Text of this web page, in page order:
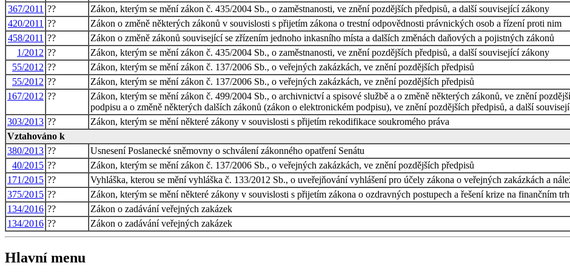
367/2011 ??
Zákon, kterým se mění zákon č. 435/2004 Sb., o zaměstnanosti, ve znění pozdějších předpisů, a další související zákony
420/2011 ??
Zákon o změně některých zákonů v souvislosti s přijetím zákona o trestní odpovědnosti právnických osob a řízení proti nim
458/2011 ??
Zákon o změně zákonů související se zřízením jednoho inkasního místa a dalších změnách daňových a pojistných zákonů
1/2012 ??
Zákon, kterým se mění zákon č. 435/2004 Sb., o zaměstnanosti, ve znění pozdějších předpisů, a další související zákony
55/2012 ??
Zákon, kterým se mění zákon č. 137/2006 Sb., o veřejných zakázkách, ve znění pozdějších předpisů
55/2012 ??
Zákon, kterým se mění zákon č. 137/2006 Sb., o veřejných zakázkách, ve znění pozdějších předpisů
167/2012 ??
Zákon, kterým se mění zákon č. 499/2004 Sb., o archivnictví a spisové službě a o změně některých zákonů, ve znění
podpisu a o změně některých dalších zákonů (zákon o elektronickém podpisu), ve znění pozdějších předpisů, a další
303/2013 ??
Zákon, kterým se mění některé zákony v souvislosti s přijetím rekodifikace soukromého práva
Vztahováno k
380/2013 ??
Usnesení Poslanecké sněmovny o schválení zákonného opatření Senátu
40/2015 ??
Zákon, kterým se mění zákon č. 137/2006 Sb., o veřejných zakázkách, ve znění pozdějších předpisů
171/2015 ??
Vyhláška, kterou se mění vyhláška č. 133/2012 Sb., o uveřejňování vyhlášení pro účely zákona o veřejných zakázkách a
375/2015 ??
Zákon, kterým se mění některé zákony v souvislosti s přijetím zákona o ozdravných postupech a řešení krize na finančním
134/2016 ??
Zákon o zadávání veřejných zakázek
134/2016 ?? Zákon o zadávání veřejných zakázek
Hlavní menu